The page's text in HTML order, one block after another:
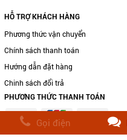
HỖ TRỢ KHÁCH HÀNG
Phương thức vận chuyển
Chính sách thanh toán
Hướng dẫn đặt hàng
Chinh sách đổi trả
PHƯƠNG THỨC THANH TOÁN
Gọi điện